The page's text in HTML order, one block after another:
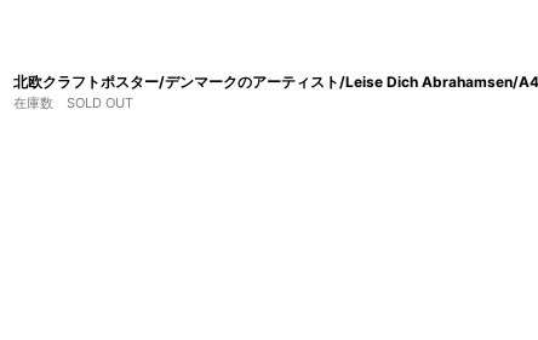
北欧クラフトポスター/デンマークのアーティスト/Leise Dich Abrahamsen/
在庫数 SOLD OUT